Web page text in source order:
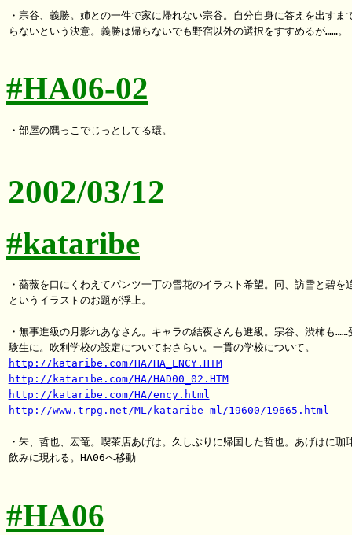
・宗谷、義勝。姉との一件で家に帰れない宗谷。自分自身に答えを出すま
らないという決意。義勝は帰らないでも野宿以外の選択をすすめるが……。
#HA06-02
・部屋の隅っこでじっとしてる環。
2002/03/12
#kataribe
・薔薇を口にくわえてパンツ一丁の雪花のイラスト希望。同、訪雪と碧を
というイラストのお題が浮上。
・無事進級の月影れあなさん。キャラの結夜さんも進級。宗谷、渋柿も……
http://kataribe.com/HA/HA_ENCY.HTM
http://kataribe.com/HA/HAD00_02.HTM
http://kataribe.com/HA/ency.html
http://www.trpg.net/ML/kataribe-ml/19600/19665.html
・朱、哲也、宏竜。喫茶店あげは。久しぶりに帰国した哲也。あげはに珈
飲みに現れる。HA06へ移動
#HA06